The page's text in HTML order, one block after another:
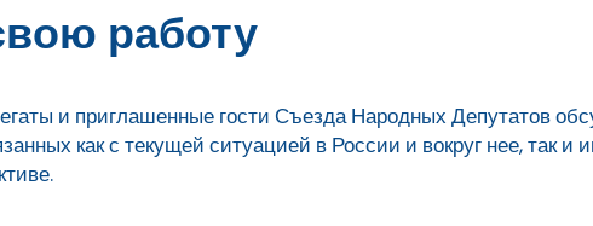
работу
и приглашенные гости Съезда Народных Депутатов
как с текущей ситуацией в России и вокруг нее, так